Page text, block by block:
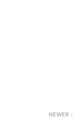
NEWER